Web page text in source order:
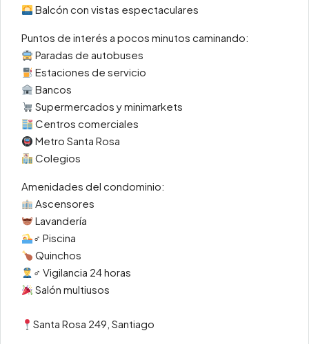
Balcón con vistas espectaculares
Puntos de interés a pocos minutos caminando:
Paradas de autobuses
Estaciones de servicio
Bancos
Supermercados y minimarkets
Centros comerciales
Metro Santa Rosa
Colegios
Amenidades del condominio:
Ascensores
Lavandería
‍♂ Piscina
Quinchos
‍♂ Vigilancia 24 horas
Salón multiusos
Santa Rosa 249, Santiago